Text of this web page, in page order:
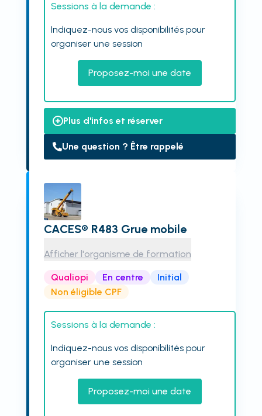
Sessions à la demande :
Indiquez-nous vos disponibilités pour
organiser une session
Proposez-moi une date
Plus d'infos et réserver
Une question ? Être rappelé
CACES® R483 Grue mobile
Afficher l'organisme de formation
Qualiopi En centre
Initial
Non éligible CPF
Sessions à la demande :
Indiquez-nous vos disponibilités pour
organiser une session
Proposez-moi une date